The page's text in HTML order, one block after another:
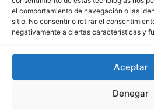
el comportamiento de navegación o las
sitio. No consentir o retirar el
negativamente a ciertas características y
Aceptar
Denegar